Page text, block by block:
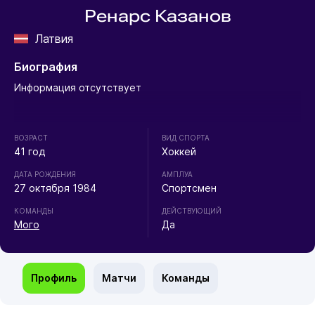
Ренарс Казанов
Латвия
Биография
Информация отсутствует
ВОЗРАСТ
41 год
ДАТА РОЖДЕНИЯ
27 октября 1984
КОМАНДЫ
Мого
ВИД СПОРТА
Хоккей
АМПЛУА
Спортсмен
ДЕЙСТВУЮЩИЙ
Да
Профиль Матчи Команды